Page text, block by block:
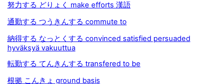
努力する どりょく make efforts 漢語
通勤する つうきんする commute to
納得する なっとくする convinced satisfied persuaded
hyväksyä vakuuttua
転勤する てんきんする transfered to be
根拠 こんきょ ground basis